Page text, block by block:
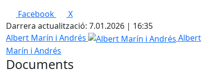
Facebook
X
Darrera actualització: 7.01.2026 | 16:35
Albert Marín i Andrés
Albert
Marín i Andrés
Documents